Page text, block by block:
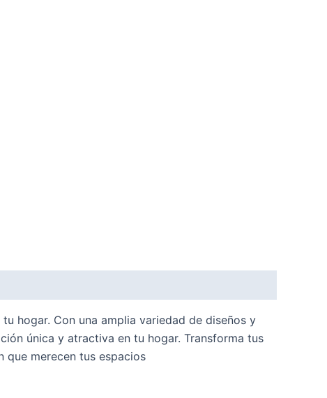
hogar. Con una amplia variedad de diseños y
única y atractiva en tu hogar. Transforma tus
que merecen tus espacios